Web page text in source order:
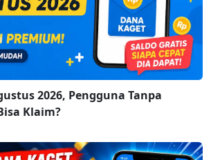
2026, Pengguna Tanpa
Klaim?